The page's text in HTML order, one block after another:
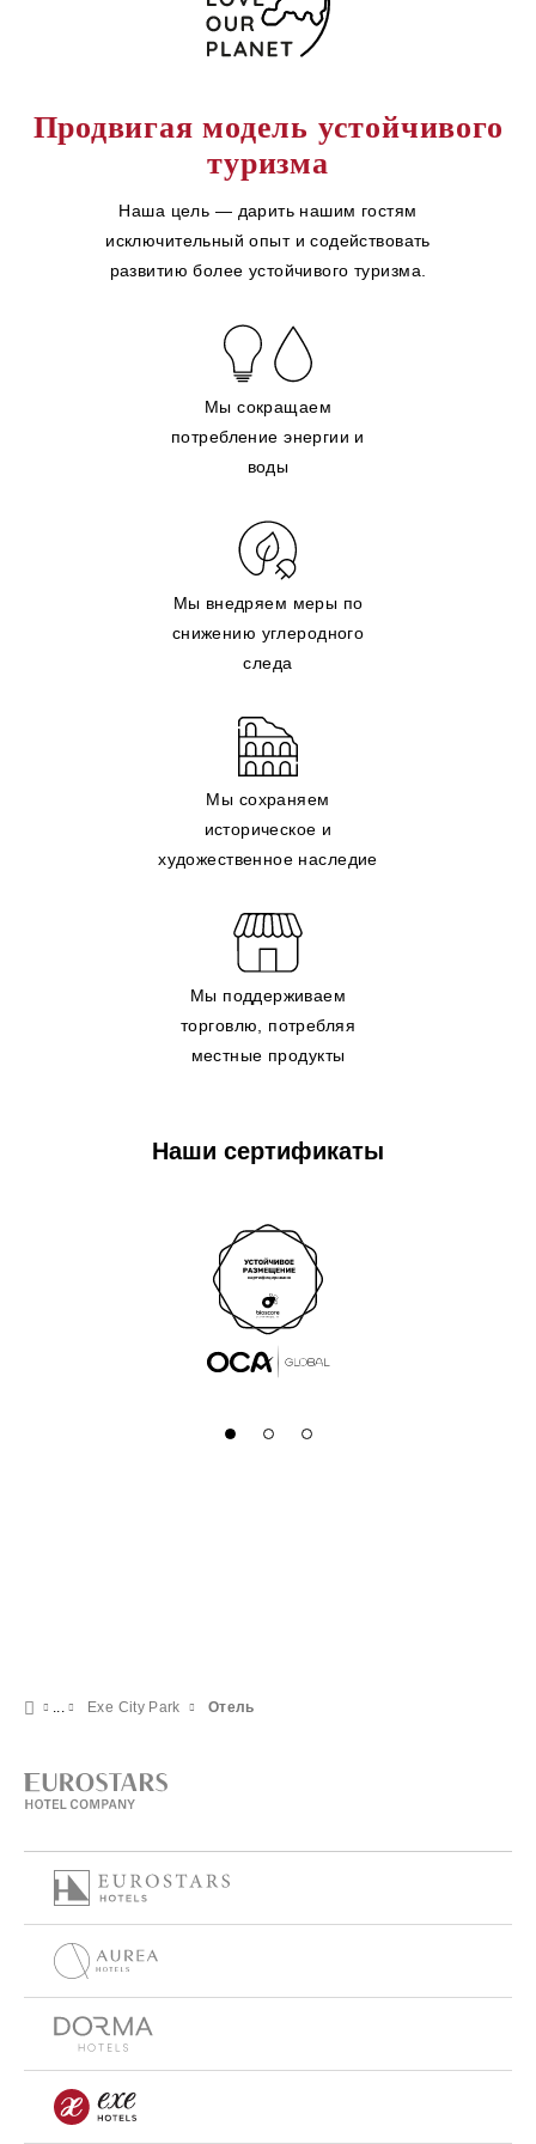
Продвигая модель устойчивого
туризма
Наша цель — дарить нашим гостям
исключительный опыт и содействовать
развитию более устойчивого туризма.
Мы сокращаем
потребление энергии и
воды
Мы внедряем меры по
снижению углеродного
следа
Мы сохраняем
историческое и
художественное наследие
Мы поддерживаем
торговлю, потребляя
местные продукты
Наши сертификаты
Exe City Park Отель